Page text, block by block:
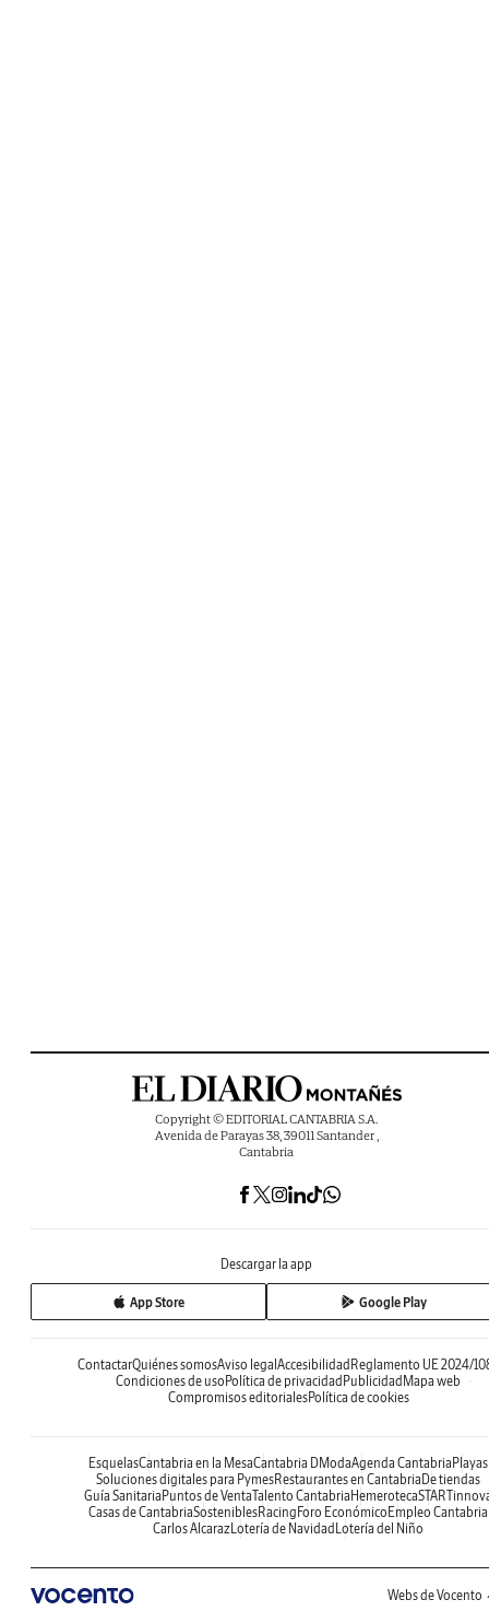
Copyright © EDITORIAL CANTABRIA S.A.
Avenida de Parayas 38, 39011 Santander ,
Cantabria
Descargar la app
App Store Google Play
ContactarQuiénes somosAviso legal Accesibilidad Reglamento UE 2024/
Condiciones de uso Política de privacidad Publicidad Mapa web
Compromisos editorialesPolítica de cookies
EsquelasCantabria en la MesaCantabria DModaAgenda Cantabria Playas
Soluciones digitales para PymesRestaurantes en Cantabria De tiendas
Guía Sanitaria Puntos de VentaTalento Cantabria Hemeroteca
Casas de CantabriaSosteniblesRacing Foro Económico Empleo Cantabria
Carlos AlcarazLotería de Navidad Lotería del Niño
Webs de Vocento